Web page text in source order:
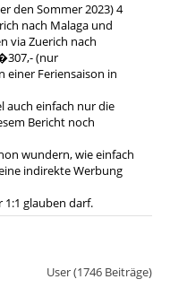
den Sommer 2023) 4
nach Malaga und
via Zuerich nach
(nur
einer Feriensaison in
auch einfach nur die
Bericht noch
wundern, wie einfach
indirekte Werbung
1:1 glauben darf.
User (1746 Beiträge)